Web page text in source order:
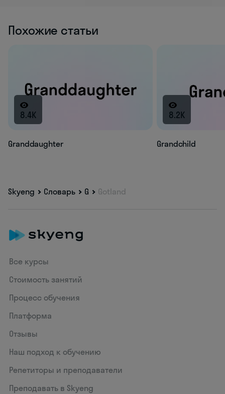
Похожие статьи
8.4K
Granddaughter
8.2K
Grandchild
Skyeng Словарь G Gotland
Все курсы
Стоимость занятий
Процесс обучения
Платформа
Отзывы
Наш подход к обучению
Репетиторы и преподаватели
Преподавать в Skyeng